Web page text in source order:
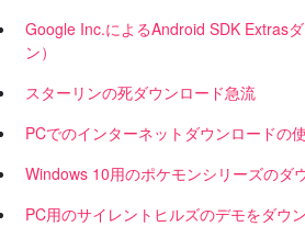
Google Inc.によるAndroid SDK Extras
ン）
スターリンの死ダウンロード急流
PCでのインターネットダウンロードの
Windows 10用のポケモンシリーズのダ
PC用のサイレントヒルズのデモをダウ